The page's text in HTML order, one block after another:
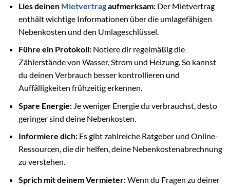
Lies deinen Mietvertragaufmerksam:Der Mietvertrag
enthält wichtige Informationen über die umlagefähigen
Nebenkosten und den Umlageschlüssel.
Führe ein Protokoll:Notiere dir regelmäßig die
Zählerstände von Wasser, Strom und Heizung. So kannst
du deinen Verbrauch besser kontrollieren und
Auffälligkeiten frühzeitig erkennen.
Spare Energie:Je weniger Energie du verbrauchst, desto
geringer sind deine Nebenkosten.
Informiere dich:Es gibt zahlreiche Ratgeber und Online-
Ressourcen, die dir helfen, deine Nebenkostenabrechnung
zu verstehen.
Sprich mit deinem Vermieter:Wenn du Fragen zu deiner